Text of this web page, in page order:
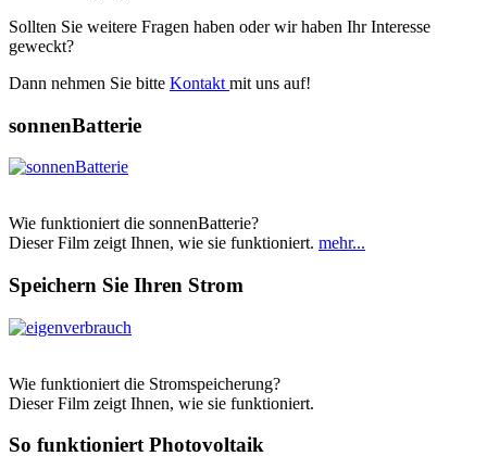
Sollten Sie weitere Fragen haben oder wir haben Ihr Interesse
geweckt?
Dann nehmen Sie bitte Kontakt mit uns auf!
sonnenBatterie
Wie funktioniert die sonnenBatterie?
Dieser Film zeigt Ihnen, wie sie funktioniert. mehr...
Speichern Sie Ihren Strom
Wie funktioniert die Stromspeicherung?
Dieser Film zeigt Ihnen, wie sie funktioniert.
So funktioniert Photovoltaik